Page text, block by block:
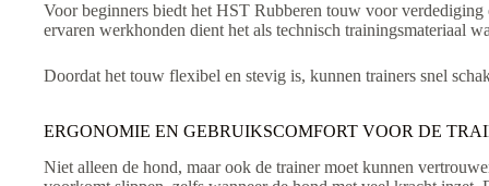
Voor beginners biedt het HST Rubberen touw voor
ervaren werkhonden dient het als technisch trainingsmateriaal
Doordat het touw flexibel en stevig is, kunnen trainers snel
ERGONOMIE EN GEBRUIKSCOMFORT VOOR DE
Niet alleen de hond, maar ook de trainer moet kunnen